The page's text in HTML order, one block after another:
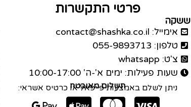
פרטי התקשרות
ששקה
אימייל: contact@shashka.co.il
טלפון: 055-9893713
צ'ט: whatsapp
שעות פעילות: ימים א'-ה' 10:00-17:00
תשלום מאובטח
ניתן לשלם באמצעות פייפאל או כרטיס אשראי: